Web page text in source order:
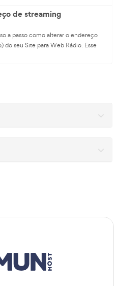
de streaming
a passo como alterar o endereço
do seu Site para Web Rádio. Esse